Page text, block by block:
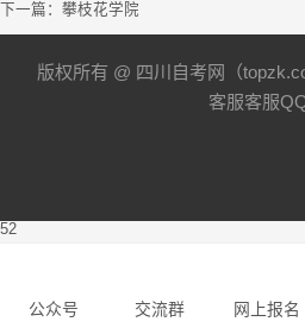
下一篇： 攀枝花学院
版权所有 @ 四川自考网（
客服客服QQ
公众号 交流群 网上报名
52